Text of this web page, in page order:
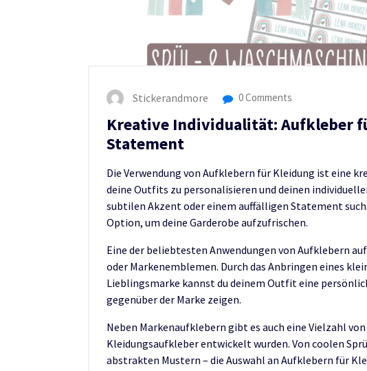
Stickerandmore 0 Comments
Kreative Individualität: Aufkleber
Statement
Die Verwendung von Aufklebern für Kleidung ist eine
deine Outfits zu personalisieren und deinen
subtilen Akzent oder einem auffälligen Statement
Option, um deine Garderobe aufzufrischen.
Eine der beliebtesten Anwendungen von Aufklebern
oder Markenemblemen. Durch das Anbringen eines
Lieblingsmarke kannst du deinem Outfit eine
gegenüber der Marke zeigen.
Neben Markenaufklebern gibt es auch eine Vielzahl
Kleidungsaufkleber entwickelt wurden. Von coolen
abstrakten Mustern – die Auswahl an Aufklebern für